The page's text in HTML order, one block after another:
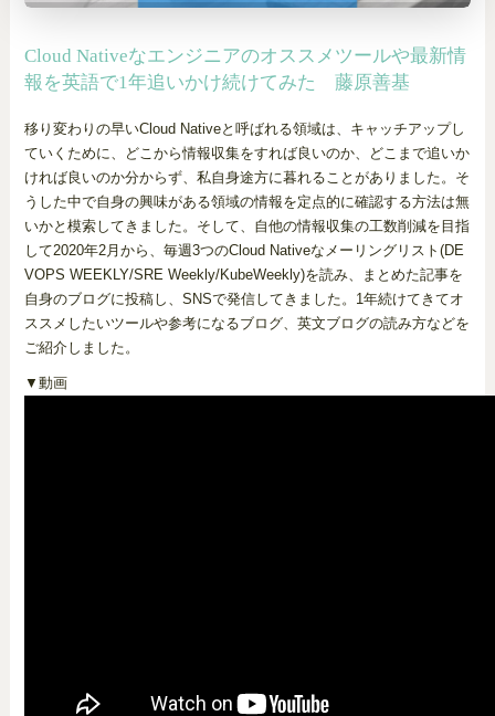
Cloud Nativeなエンジニアのオススメツールや最新情
報を英語で1年追いかけ続けてみた 藤原善基
移り変わりの早いCloud Nativeと呼ばれる領域は、キャッチアップし
ていくために、どこから情報収集をすれば良いのか、どこまで追いか
ければ良いのか分からず、私自身途方に暮れることがありました。そ
うした中で自身の興味がある領域の情報を定点的に確認する方法は無
いかと模索してきました。そして、自他の情報収集の工数削減を目指
して2020年2月から、毎週3つのCloud Nativeなメーリングリスト(DE
VOPS WEEKLY/SRE Weekly/KubeWeekly)を読み、まとめた記事を
自身のブログに投稿し、SNSで発信してきました。1年続けてきてオ
ススメしたいツールや参考になるブログ、英文ブログの読み方などを
ご紹介しました。
▼動画